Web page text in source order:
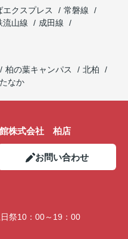
エクスプレス
常磐線
流山線
成田線
柏の葉キャンパス
北柏
なか
株式会社 柏店
お問い合わせ
祭10：00～19：00